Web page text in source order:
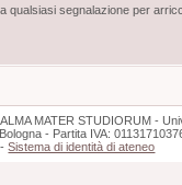
qualsiasi segnalazione per
MATER STUDIORUM -
- Partita IVA:
-Sistema di identità di ateneo